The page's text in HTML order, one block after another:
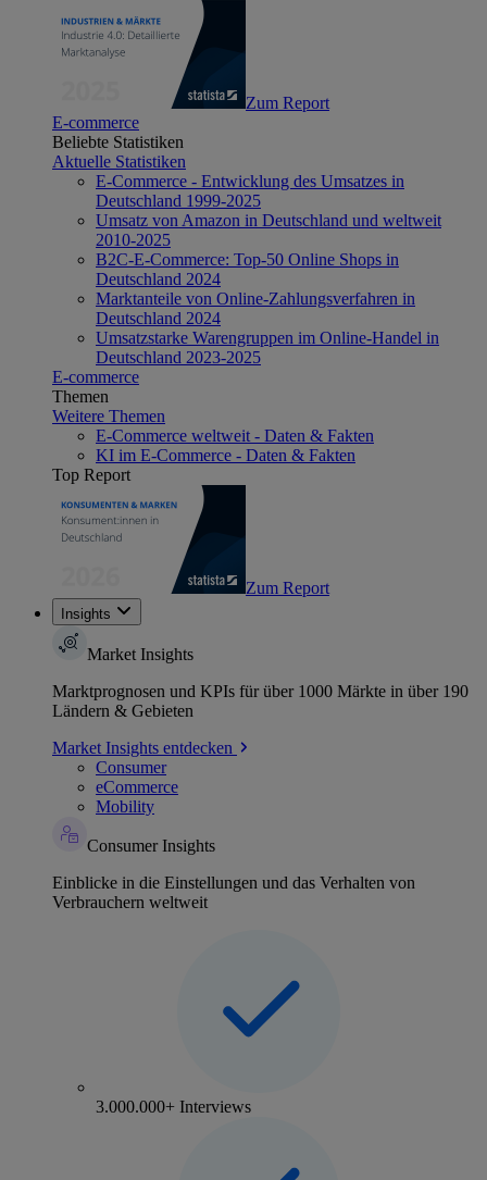
Zum Report
E-commerce
Beliebte Statistiken
Aktuelle Statistiken
E-Commerce - Entwicklung des Umsatzes in
Deutschland 1999-2025
Umsatz von Amazon in Deutschland und weltweit
2010-2025
B2C-E-Commerce: Top-50 Online Shops in
Deutschland 2024
Marktanteile von Online-Zahlungsverfahren in
Deutschland 2024
Umsatzstarke Warengruppen im Online-Handel in
Deutschland 2023-2025
E-commerce
Themen
Weitere Themen
E-Commerce weltweit - Daten & Fakten
KI im E-Commerce - Daten & Fakten
Top Report
Zum Report
Insights
Market Insights
Marktprognosen und KPIs für über 1000 Märkte in über 190
Ländern & Gebieten
Market Insights entdecken
Consumer
eCommerce
Mobility
Consumer Insights
Einblicke in die Einstellungen und das Verhalten von
Verbrauchern weltweit
3.000.000+ Interviews